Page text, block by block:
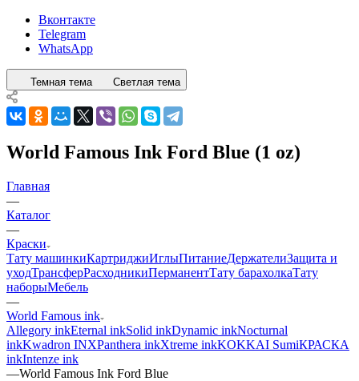
Вконтакте
Telegram
WhatsApp
Темная тема Светлая тема
World Famous Ink Ford Blue (1 oz)
Главная
—
Каталог
—
Краски
Тату машинкиКартриджиИглыПитаниеДержателиЗащита и
уходТрансферРасходникиПерманентТату барахолкаТату
наборыМебель
—
World Famous ink
Allegory inkEternal inkSolid inkDynamic inkNocturnal
inkKwadron INXPanthera inkXtreme inkKOKKAI SumiКРАСКА
inkIntenze ink
—World Famous Ink Ford Blue